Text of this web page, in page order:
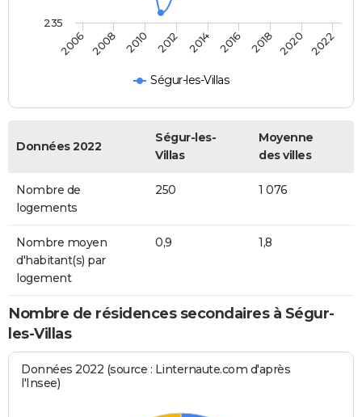
Ségur-les-Villas
2006 2008 2010 2012 2014 2016 2018 2020 2022
235
Données 2022
Ségur-les-
Villas
Moyenne
des villes
Nombre de
logements
250 1 076
Nombre moyen
d'habitant(s) par
logement
0,9 1,8
Nombre de résidences secondaires à Ségur-
les-Villas
Données 2022 (source : Linternaute.com d'après
l'Insee)